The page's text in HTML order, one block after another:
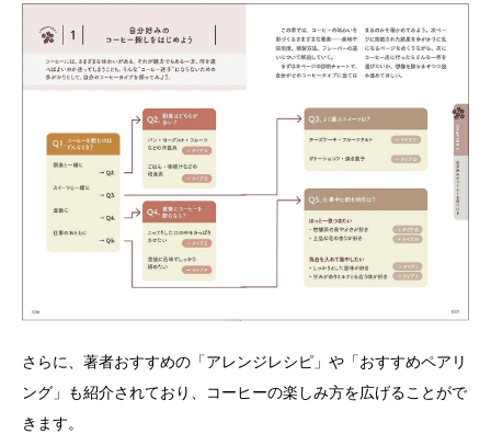
さらに、著者おすすめの「アレンジレシピ」や「おすすめペアリ
ング」も紹介されており、コーヒーの楽しみ方を広げることがで
きます。